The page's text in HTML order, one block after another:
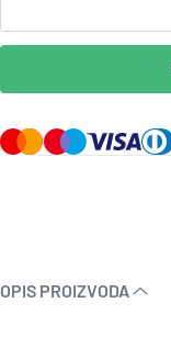
OPIS PROIZVODA